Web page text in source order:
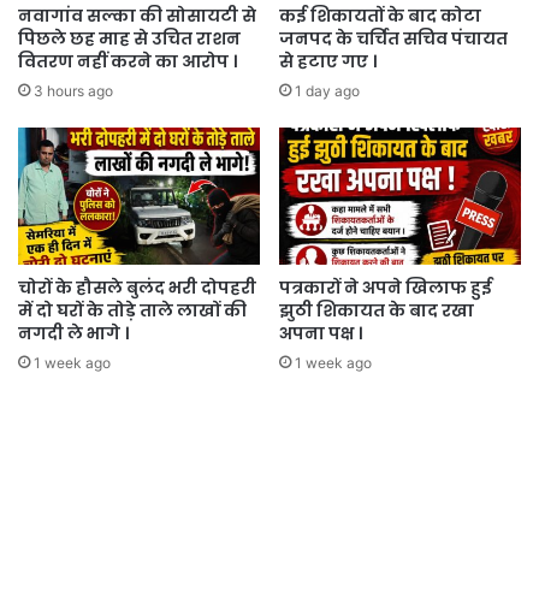
नवागांव सल्का की सोसायटी से
पिछले छह माह से उचित राशन
वितरण नहीं करने का आरोप ।
3 hours ago
कई शिकायतों के बाद कोटा
जनपद के चर्चित सचिव पंचायत
से हटाए गए ।
1 day ago
चोरों के हौसले बुलंद भरी दोपहरी
में दो घरों के तोड़े ताले लाखों की
नगदी ले भागे ।
1 week ago
पत्रकारों ने अपने खिलाफ हुई
झुठी शिकायत के बाद रखा
अपना पक्ष ।
1 week ago